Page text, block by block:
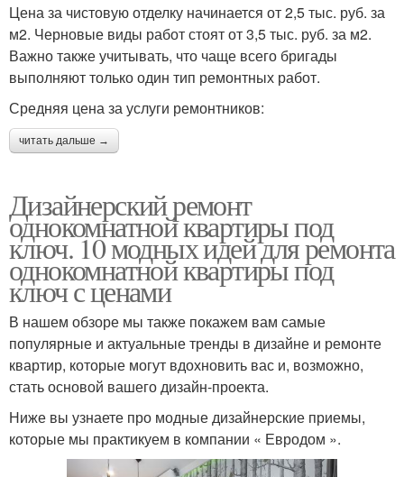
Цена за чистовую отделку начинается от 2,5 тыс. руб. за
м2. Черновые виды работ стоят от 3,5 тыс. руб. за м2.
Важно также учитывать, что чаще всего бригады
выполняют только один тип ремонтных работ.
Средняя цена за услуги ремонтников:
читать дальше →
Дизайнерский ремонт
однокомнатной квартиры под
ключ. 10 модных идей для ремонта
однокомнатной квартиры под
ключ с ценами
В нашем обзоре мы также покажем вам самые
популярные и актуальные тренды в дизайне и ремонте
квартир, которые могут вдохновить вас и, возможно,
стать основой вашего дизайн-проекта.
Ниже вы узнаете про модные дизайнерские приемы,
которые мы практикуем в компании « Евродом ».